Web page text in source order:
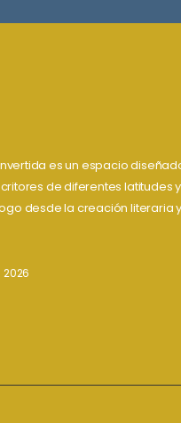
es un espacio
de diferentes latitudes
desde la creación literaria